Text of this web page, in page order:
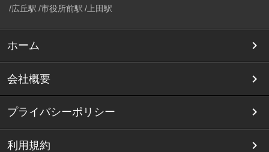
広丘駅 市役所前駅 上田駅
ホーム
会社概要
プライバシーポリシー
利用規約